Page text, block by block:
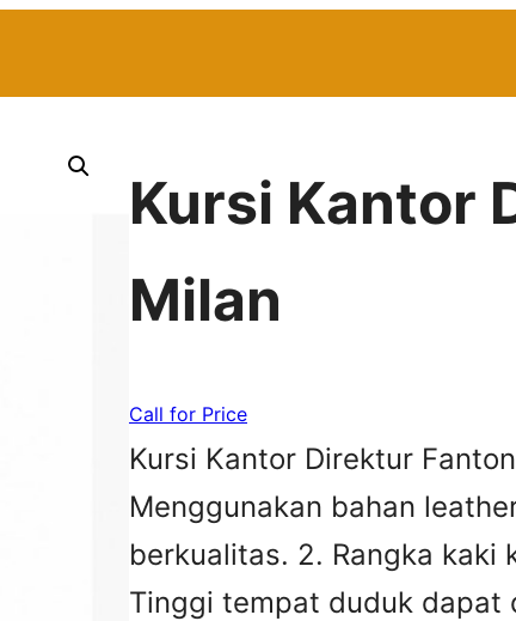
Kursi Kantor
Milan
Call for Price
Kursi Kantor Direktur
Menggunakan bahan
berkualitas. 2. Rangka kaki
Tinggi tempat duduk dapat